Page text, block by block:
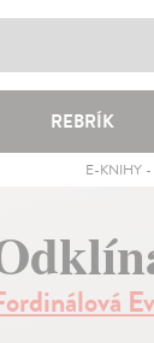
REBRÍK
E-KNIHY -